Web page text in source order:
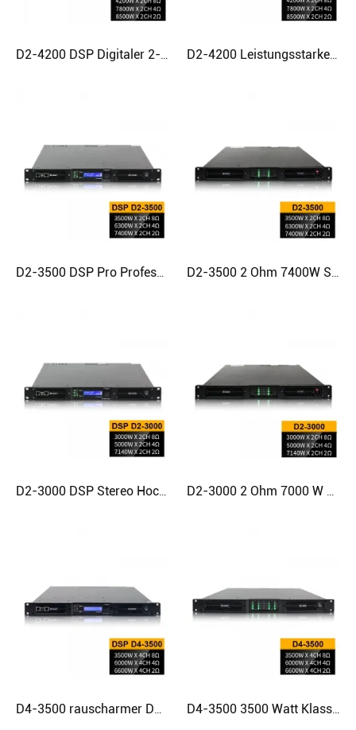
D2-4200 DSP Digitaler 2-Kanal-Verstärker für Subwoofer D2-4200 Leistungsstarker 2-Ohm-stabiler Subwoofer-Digital-Leistungsverstärker
D2-3500 DSP Pro Professioneller Hochleistungsverstärker der Klasse D D2-3500 2 Ohm 7400W Stereo Digital 1u Leistungsverstärker